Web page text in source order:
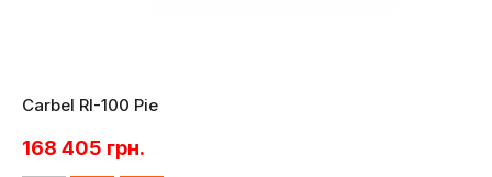
Carbel RI-100 Pie
168 405 грн.